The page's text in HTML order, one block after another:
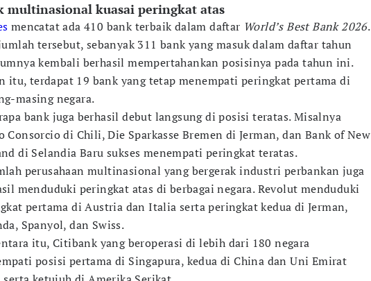
multinasional kuasai peringkat atas
mencatat ada 410 bank terbaik dalam daftar World’s Best Bank 2026.
tersebut, sebanyak 311 bank yang masuk dalam daftar tahun
kembali berhasil mempertahankan posisinya pada tahun ini.
itu, terdapat 19 bank yang tetap menempati peringkat pertama di
masing negara.
bank juga berhasil debut langsung di posisi teratas. Misalnya
Consorcio di Chili, Die Sparkasse Bremen di Jerman, dan Bank of New
di Selandia Baru sukses menempati peringkat teratas.
perusahaan multinasional yang bergerak industri perbankan juga
menduduki peringkat atas di berbagai negara. Revolut menduduki
pertama di Austria dan Italia serta peringkat kedua di Jerman,
Spanyol, dan Swiss.
itu, Citibank yang beroperasi di lebih dari 180 negara
posisi pertama di Singapura, kedua di China dan Uni Emirat